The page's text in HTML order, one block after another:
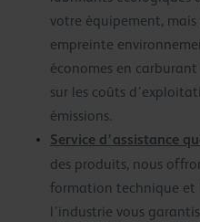
votre équipement,
empreinte
économes en
sur les coûts
émissions.
Service d’assistance
des produits, nous
formation technique et
l’industrie vous